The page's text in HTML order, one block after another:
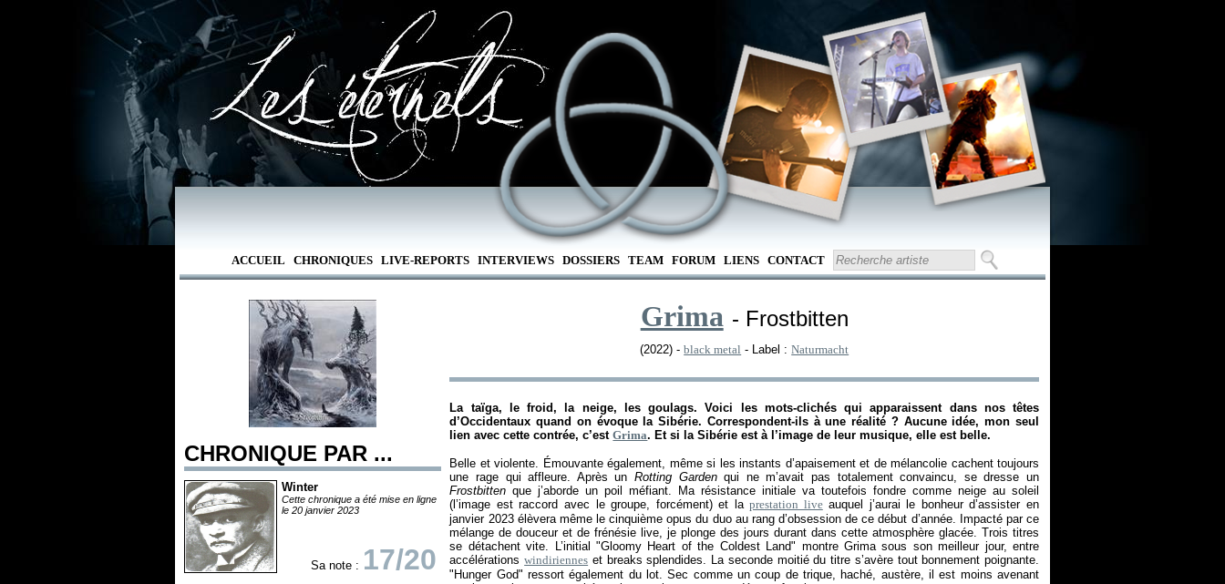
ACCUEIL CHRONIQUES LIVE-REPORTS INTERVIEWS DOSSIERS TEAM FORUM LIENS CONTACT
CHRONIQUE PAR ...
Winter
Cette chronique a été mise en ligne
le 20 janvier 2023
Sa note : 17/20
Grima - Frostbitten
(2022) -black metal - Label :Naturmacht
La taïga, le froid, la neige, les goulags. Voici les mots-clichés qui apparaissent dans nos têtes
d’Occidentaux quand on évoque la Sibérie. Correspondent-ils à une réalité ? Aucune idée, mon seul
lien avec cette contrée, c’estGrima. Et si la Sibérie est à l’image de leur musique, elle est belle.
Belle et violente. Émouvante également, même si les instants d’apaisement et de mélancolie cachent toujours
une rage qui affleure. Après un Rotting Gardenqui ne m’avait pas totalement convaincu, se dresse un
Frostbittenque j’aborde un poil méfiant. Ma résistance initiale va toutefois fondre comme neige au soleil
(l’image est raccord avec le groupe, forcément) et laprestation liveauquel j’aurai le bonheur d’assister en
janvier 2023 élèvera même le cinquième opus du duo au rang d’obsession de ce début d’année. Impacté par ce
mélange de douceur et de frénésie live, je plonge des jours durant dans cette atmosphère glacée. Trois titres
se détachent vite. L’initial "Gloomy Heart of the Coldest Land" montre Grima sous son meilleur jour, entre
accélérationswindiriennes et breaks splendides. La seconde moitié du titre s’avère tout bonnement poignante.
"Hunger God" ressort également du lot. Sec comme un coup de trique, haché, austère, il est moins avenant